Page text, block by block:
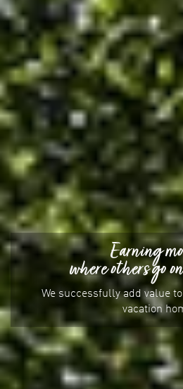
Earning
where others go
We successfully add value
vacation